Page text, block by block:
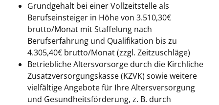
Grundgehalt bei einer Vollzeitstelle als
Berufseinsteiger in Höhe von 3.510,30€
brutto/Monat mit Staffelung nach
Berufserfahrung und Qualifikation bis zu
4.305,40€ brutto/Monat (zzgl. Zeitzuschläge)
Betriebliche Altersvorsorge durch die Kirchliche
Zusatzversorgungskasse (KZVK) sowie weitere
vielfältige Angebote für Ihre Altersversorgung
und Gesundheitsförderung, z. B. durch